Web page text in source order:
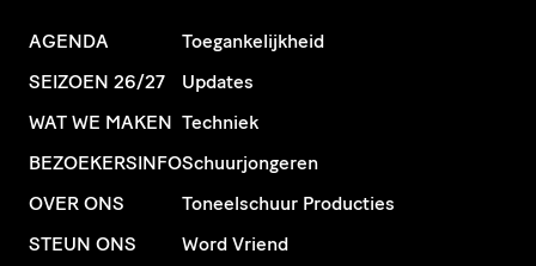
AGENDA
SEIZOEN 26/27
WAT WE MAKEN
BEZOEKERSINFO
OVER ONS
STEUN ONS
Toegankelijkheid
Updates
Techniek
Schuurjongeren
Toneelschuur Producties
Word Vriend